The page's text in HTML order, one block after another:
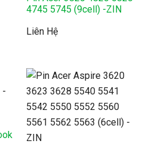
4745 5745 (9cell) -ZIN
Liên Hệ